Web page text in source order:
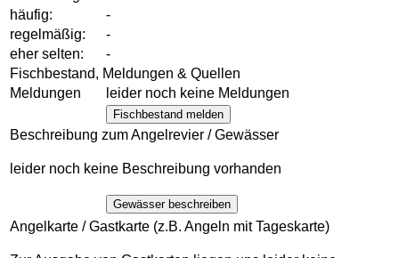
häufig:
-
regelmäßig:
-
eher selten:
-
Fischbestand, Meldungen & Quellen
Meldungen
leider noch keine Meldungen
Fischbestand melden
Beschreibung zum Angelrevier / Gewässer
leider noch keine Beschreibung vorhanden
Gewässer beschreiben
Angelkarte / Gastkarte (z.B. Angeln mit Tageskarte)